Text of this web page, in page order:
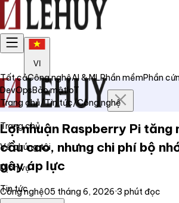
VI
Trang chủ
Về chúng tôi
Dịch vụ
Tin tức
Tất cảCông nghệAI & MLPhần mềmPhần
DevOpsBảo mậtIoT
Trang chủ/Tin tức/Công nghệ
Lợi nhuận Raspberry Pi tăng
cầu cao, nhưng chi phí bộ
gây áp lực
Công nghệ05 tháng 6, 2026·3 phút đọc